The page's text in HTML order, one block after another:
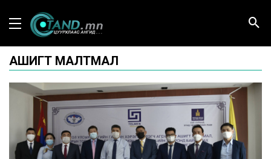
АШИГТ МАЛТМАЛ